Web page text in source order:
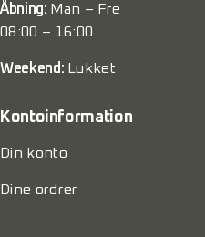
Åbning: Man – Fre
08:00 – 16:00
Weekend: Lukket
Kontoinformation
Din konto
Dine ordrer